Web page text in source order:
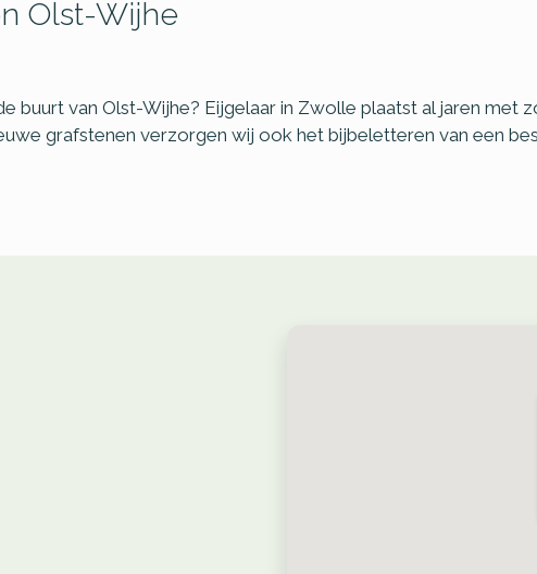
Olst-Wijhe
buurt van Olst-Wijhe? Eijgelaar in Zwolle plaatst al jaren met
grafstenen verzorgen wij ook het bijbeletteren van een